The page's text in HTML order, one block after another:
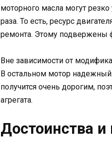
моторного масла могут
раза. То есть, ресурс
ремонта. Этому подвержены
Вне зависимости от
В остальном мотор
получится очень дорогим,
агрегата.
Достоинства и